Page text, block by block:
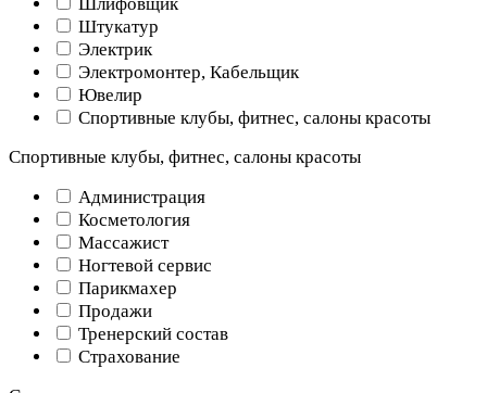
Штукатур
Электрик
Электромонтер, Кабельщик
Ювелир
Спортивные клубы, фитнес, салоны красоты
Спортивные клубы, фитнес, салоны красоты
Администрация
Косметология
Массажист
Ногтевой сервис
Парикмахер
Продажи
Тренерский состав
Страхование